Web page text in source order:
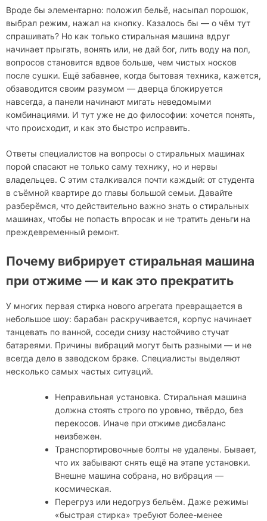
Вроде бы элементарно: положил бельё, насыпал порошок,
выбрал режим, нажал на кнопку. Казалось бы — о чём тут
спрашивать? Но как только стиральная машина вдруг
начинает прыгать, вонять или, не дай бог, лить воду на пол,
вопросов становится вдвое больше, чем чистых носков
после сушки. Ещё забавнее, когда бытовая техника, кажется,
обзаводится своим разумом — дверца блокируется
навсегда, а панели начинают мигать неведомыми
комбинациями. И тут уже не до философии: хочется понять,
что происходит, и как это быстро исправить.
Ответы специалистов на вопросы о стиральных машинах
порой спасают не только саму технику, но и нервы
владельцев. С этим сталкивался почти каждый: от студента
в съёмной квартире до главы большой семьи. Давайте
разберёмся, что действительно важно знать о стиральных
машинах, чтобы не попасть впросак и не тратить деньги на
преждевременный ремонт.
Почему вибрирует стиральная машина
при отжиме — и как это прекратить
У многих первая стирка нового агрегата превращается в
небольшое шоу: барабан раскручивается, корпус начинает
танцевать по ванной, соседи снизу настойчиво стучат
батареями. Причины вибраций могут быть разными — и не
всегда дело в заводском браке. Специалисты выделяют
несколько самых частых ситуаций.
Неправильная установка. Стиральная машина
должна стоять строго по уровню, твёрдо, без
перекосов. Иначе при отжиме дисбаланс
неизбежен.
Транспортировочные болты не удалены. Бывает,
что их забывают снять ещё на этапе установки.
Внешне машина собрана, но вибрация —
космическая.
Перегруз или недогруз бельём. Даже режимы
«быстрая стирка» требуют более-менее